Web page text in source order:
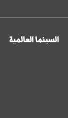
السينما العالمية